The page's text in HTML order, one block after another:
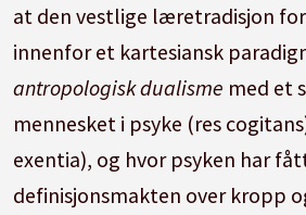
at den vestlige læretradisjon
innenfor et kartesiansk
antropologisk dualisme med et
mennesket i psyke (res
exentia), og hvor psyken har
definisjonsmakten over kropp